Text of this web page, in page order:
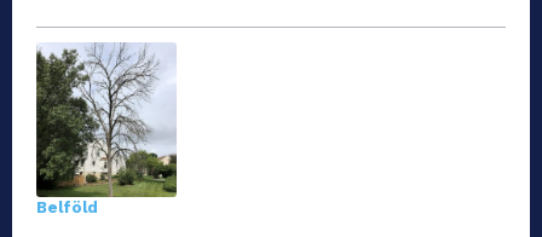
Belföld